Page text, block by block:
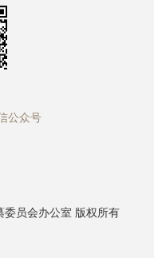
公众号
委员会办公室 版权所有